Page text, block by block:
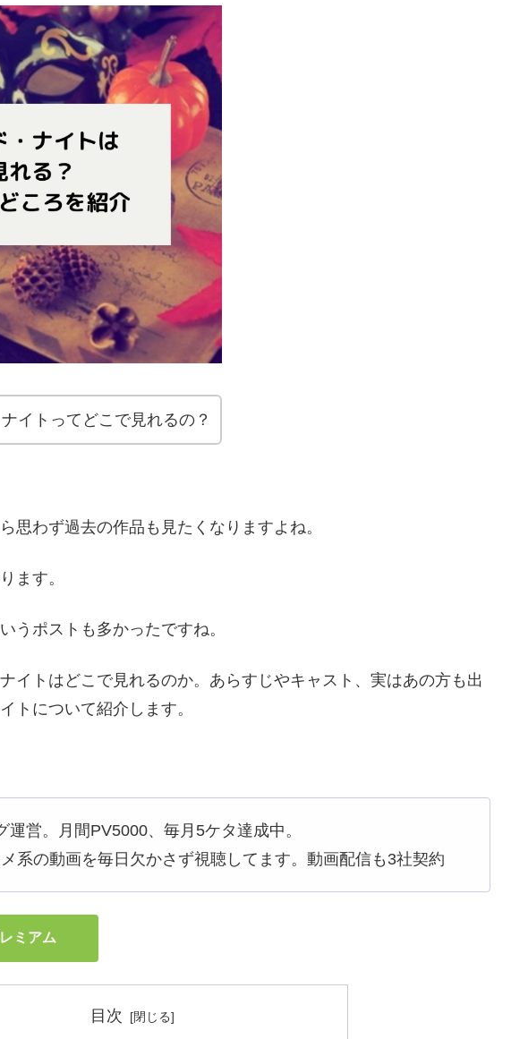
イトってどこで見れるの？
思わず過去の作品も見たくなりますよね。
ます。
うポストも多かったですね。
イトはどこで見れるのか。あらすじやキャスト、実はあの方も出
トについて紹介します。
運営。月間PV5000、毎月5ケタ達成中。
系の動画を毎日欠かさず視聴してます。動画配信も3社契約
ミアム
目次